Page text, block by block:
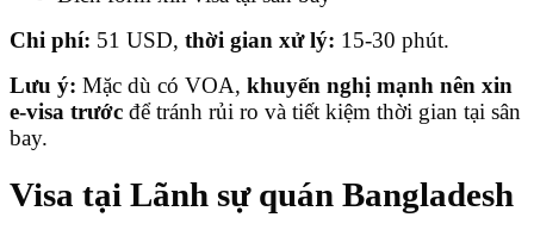
Chi phí: 51 USD, thời gian xử lý: 15-30 phút.
Lưu ý: Mặc dù có VOA, khuyến nghị mạnh nên xin
e-visa trước để tránh rủi ro và tiết kiệm thời gian tại sân
bay.
Visa tại Lãnh sự quán Bangladesh